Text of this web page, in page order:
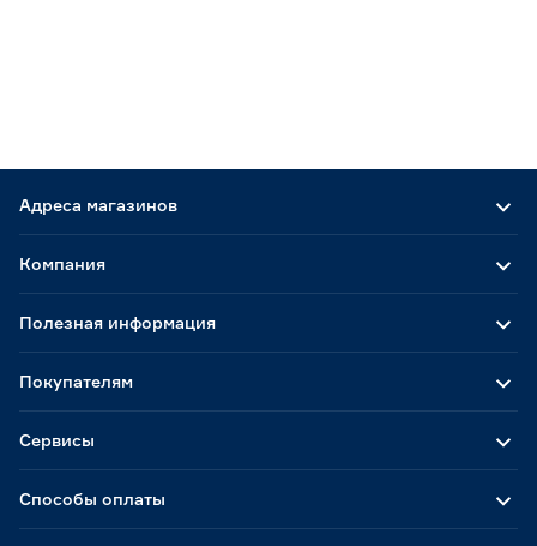
Адреса магазинов
Способы оплаты
Компания
Полезная информация
Покупателям
Сервисы